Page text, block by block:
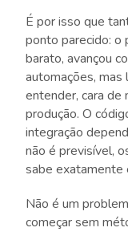
É por isso que
ponto parecido: o
barato, avançou
automações, mas
entender, cara de
produção. O
integração
não é previsível,
sabe exatamente
Não é um
começar sem